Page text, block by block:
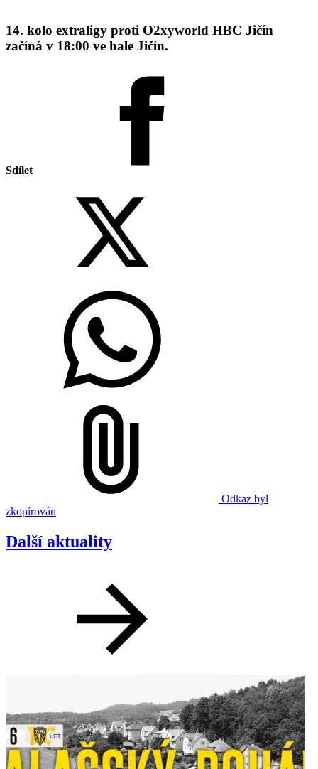
14. kolo extraligy proti O2xyworld HBC Jičín
začíná v 18:00 ve hale Jičín.
Sdílet
Odkaz byl
zkopírován
Další aktuality